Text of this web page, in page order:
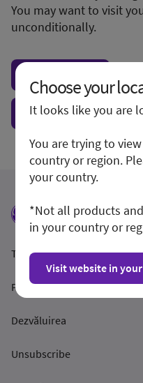
You may want to visit
unconditionally.
Show form
Termeni și condiții
Politica de confidențialitate
Dezvăluirea
Unsubscribe
Choose your
It looks like you are
You are trying to
country or region.
your country.
*Not all products
in your country or
Visit website in